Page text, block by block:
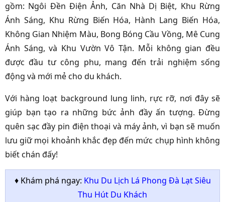
gồm: Ngôi Đền Điện Ảnh, Căn Nhà Dị Biệt, Khu Rừng
Ánh Sáng, Khu Rừng Biến Hóa, Hành Lang Biến Hóa,
Không Gian Nhiệm Màu, Bong Bóng Cầu Vồng, Mê Cung
Ánh Sáng, và Khu Vườn Vô Tận. Mỗi không gian đều
được đầu tư công phu, mang đến trải nghiệm sống
động và mới mẻ cho du khách.
Với hàng loạt background lung linh, rực rỡ, nơi đây sẽ
giúp bạn tạo ra những bức ảnh đầy ấn tượng. Đừng
quên sạc đầy pin điện thoại và máy ảnh, vì bạn sẽ muốn
lưu giữ mọi khoảnh khắc đẹp đến mức chụp hình không
biết chán đấy!
♦ Khám phá ngay: Khu Du Lịch Lá Phong Đà Lạt Siêu
Thu Hút Du Khách